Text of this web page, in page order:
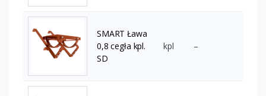
SMART Ława
0,8 cegła kpl.
SD
kpl –